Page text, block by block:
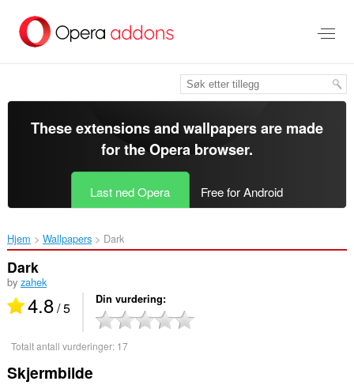
direkte
These extensions and wallpapers are made
for theOpera browser.
Last ned Opera Free for Android
Hjem Wallpapers Dark‎
Dark
by zahek
4.8/ 5 Din vurdering
Totalt antall vurderinger: 17
Skjermbilde